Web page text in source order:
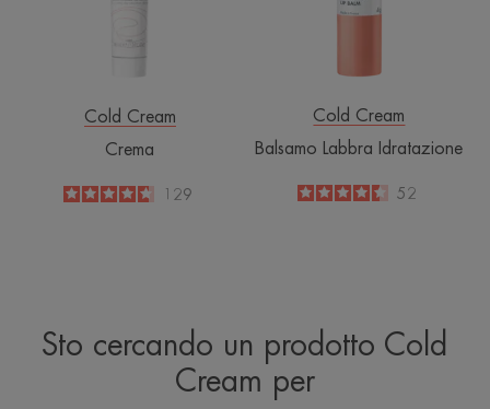
Cold Cream
Crema
4.6
129
Cold Cream
Balsamo Labbra Idratazione
4.4
/
5
52
Sto cercando un prodotto Cold
Cream per